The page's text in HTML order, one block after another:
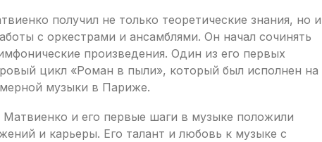
получил не только теоретические знания, но и
с оркестрами и ансамблями. Он начал сочинять
произведения. Один из его первых
цикл «Роман в пыли», который был исполнен на
музыки в Париже.
и его первые шаги в музыке положили
и карьеры. Его талант и любовь к музыке с